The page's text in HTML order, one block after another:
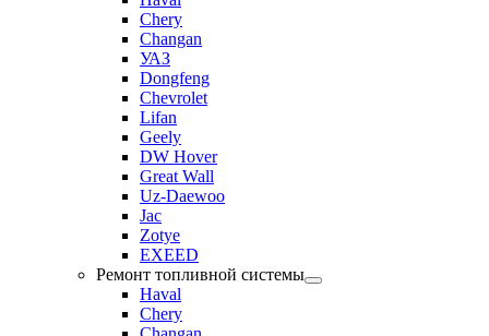
Chery
Changan
УАЗ
Dongfeng
Chevrolet
Lifan
Geely
DW Hover
Great Wall
Uz-Daewoo
Jac
Zotye
EXEED
Ремонт топливной системы
Haval
Chery